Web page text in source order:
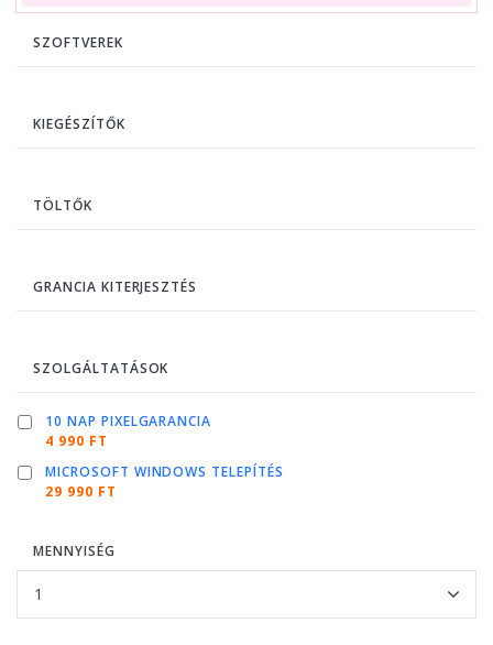
SZOFTVEREK
KIEGÉSZÍTŐK
TÖLTŐK
GRANCIA KITERJESZTÉS
SZOLGÁLTATÁSOK
10 NAP PIXELGARANCIA
4 990 FT
MICROSOFT WINDOWS TELEPÍTÉS
29 990 FT
MENNYISÉG